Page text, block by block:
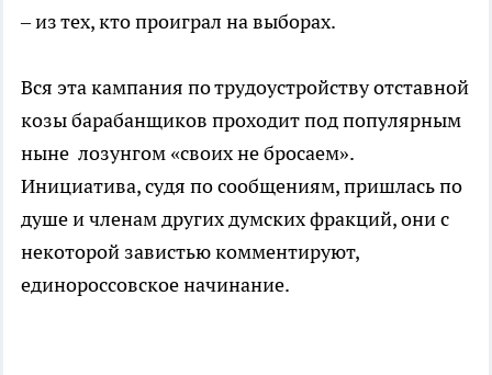
– из тех, кто проиграл на выборах.
Вся эта кампания по трудоустройству отставной
козы барабанщиков проходит под популярным
ныне лозунгом «своих не бросаем».
Инициатива, судя по сообщениям, пришлась по
душе и членам других думских фракций, они с
некоторой завистью комментируют,
единороссовское начинание.